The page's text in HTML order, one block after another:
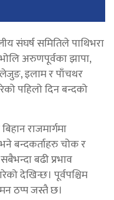
संघर्ष समितिले पाथिभरा
अरुणपूर्वका झापा,
इलाम र पाँचथर
पहिलो दिन बन्दको
राजमार्गमा
बन्दकर्ताहरु चोक र
बढी प्रभाव
देखिन्छ। पूर्वपश्चिम
ठप्प जस्तै छ।